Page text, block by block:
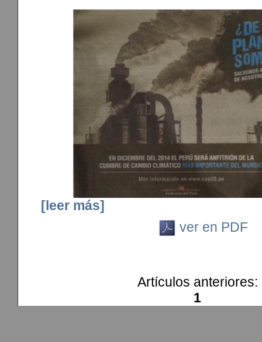
[leer más]
ver en PDF
Artículos anteriores:
1